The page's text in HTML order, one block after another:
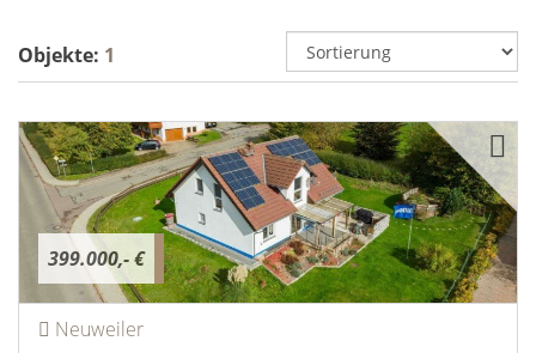
Objekte: 1
399.000,- €
Neuweiler